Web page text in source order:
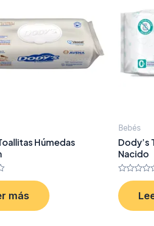
Húmedas
más
Bebés
Dody’s
Nacido
Valorado
en
0
de